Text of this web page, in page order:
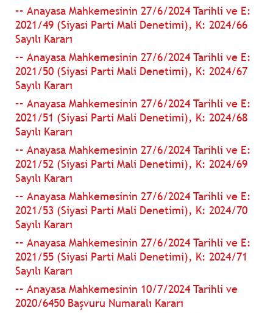
–– Anayasa Mahkemesinin 27/6/2024 Tarihli ve E:
2021/49 (Siyasi Parti Mali Denetimi), K: 2024/66
Sayılı Kararı
–– Anayasa Mahkemesinin 27/6/2024 Tarihli ve E:
2021/50 (Siyasi Parti Mali Denetimi), K: 2024/67
Sayılı Kararı
–– Anayasa Mahkemesinin 27/6/2024 Tarihli ve E:
2021/51 (Siyasi Parti Mali Denetimi), K: 2024/68
Sayılı Kararı
–– Anayasa Mahkemesinin 27/6/2024 Tarihli ve E:
2021/52 (Siyasi Parti Mali Denetimi), K: 2024/69
Sayılı Kararı
–– Anayasa Mahkemesinin 27/6/2024 Tarihli ve E:
2021/53 (Siyasi Parti Mali Denetimi), K: 2024/70
Sayılı Kararı
–– Anayasa Mahkemesinin 27/6/2024 Tarihli ve E:
2021/55 (Siyasi Parti Mali Denetimi), K: 2024/71
Sayılı Kararı
–– Anayasa Mahkemesinin 10/7/2024 Tarihli ve
2020/6450 Başvuru Numaralı Kararı